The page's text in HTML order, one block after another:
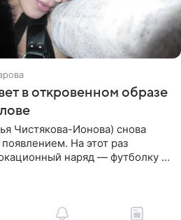
в откровенном образе
Чистякова-Ионова) снова
На этот раз
наряд — футболку с